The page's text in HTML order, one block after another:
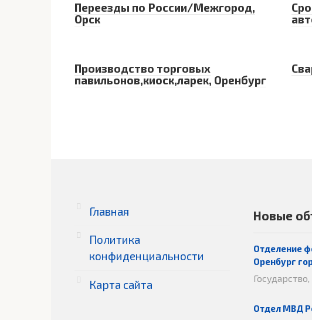
Переезды по России/Межгород,
Орск
Производство торговых
павильонов,киоск,ларек, Оренбург
Главная
Политика
конфиденциальности
Карта сайта
Новые
Отделение
Оренбург
Отдел МВД